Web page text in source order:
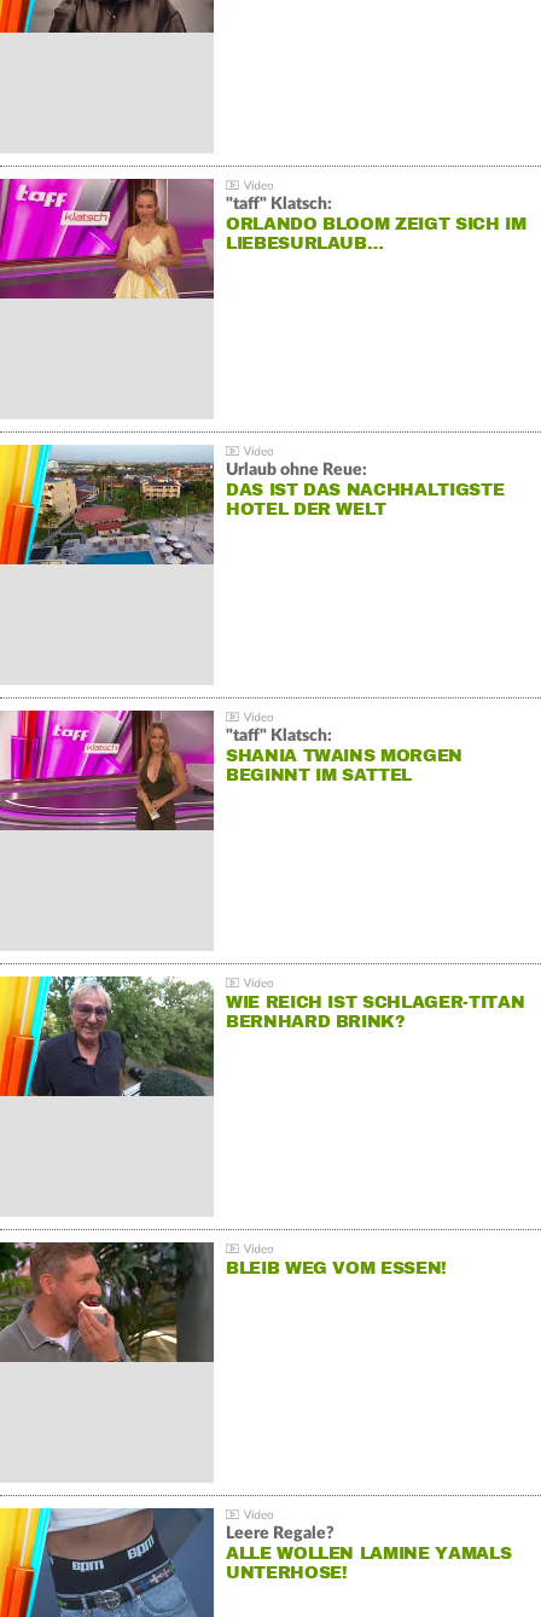
"taff" Klatsch:
ORLANDO BLOOM ZEIGT SICH IM
LIEBESURLAUB…
Urlaub ohne Reue:
DAS IST DAS NACHHALTIGSTE
HOTEL DER WELT
"taff" Klatsch:
SHANIA TWAINS MORGEN
BEGINNT IM SATTEL
WIE REICH IST SCHLAGER-TITAN
BERNHARD BRINK?
BLEIB WEG VOM ESSEN!
Leere Regale?
ALLE WOLLEN LAMINE YAMALS
UNTERHOSE!